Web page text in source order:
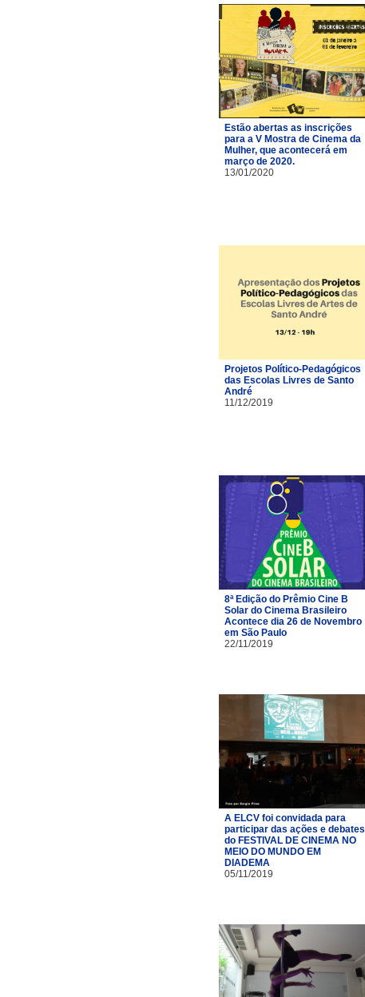
Estão abertas as inscrições
para a V Mostra de Cinema da
Mulher, que acontecerá em
março de 2020.
13/01/2020
Projetos Político-Pedagógicos
das Escolas Livres de Santo
André
11/12/2019
8ª Edição do Prêmio Cine B
Solar do Cinema Brasileiro
Acontece dia 26 de Novembro
em São Paulo
22/11/2019
A ELCV foi convidada para
participar das ações e debates
do FESTIVAL DE CINEMA NO
MEIO DO MUNDO EM
DIADEMA
05/11/2019